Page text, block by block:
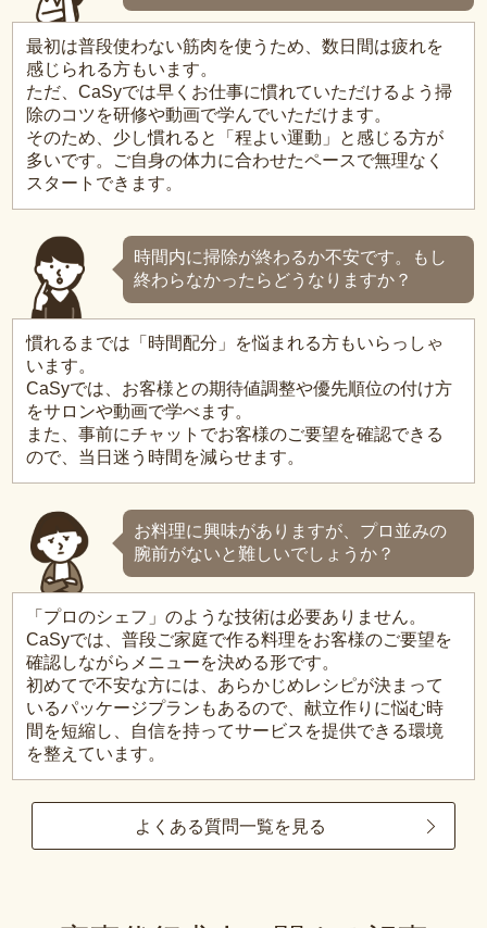
最初は普段使わない筋肉を使うため、数日間は疲れを
感じられる方もいます。
ただ、CaSyでは早くお仕事に慣れていただけるよう掃
除のコツを研修や動画で学んでいただけます。
そのため、少し慣れると「程よい運動」と感じる方が
多いです。ご自身の体力に合わせたペースで無理なく
スタートできます。
時間内に掃除が終わるか不安です。もし
終わらなかったらどうなりますか？
慣れるまでは「時間配分」を悩まれる方もいらっしゃ
います。
CaSyでは、お客様との期待値調整や優先順位の付け方
をサロンや動画で学べます。
また、事前にチャットでお客様のご要望を確認できる
ので、当日迷う時間を減らせます。
お料理に興味がありますが、プロ並みの
腕前がないと難しいでしょうか？
「プロのシェフ」のような技術は必要ありません。
CaSyでは、普段ご家庭で作る料理をお客様のご要望を
確認しながらメニューを決める形です。
初めてで不安な方には、あらかじめレシピが決まって
いるパッケージプランもあるので、献立作りに悩む時
間を短縮し、自信を持ってサービスを提供できる環境
を整えています。
よくある質問一覧を見る